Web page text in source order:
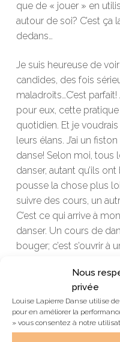
Nous
privée
Louise Lapierre Danse utilise
pour en améliorer la
» vous consentez à notre
que de « jouer » en
autour de soi? C’est ça
dedans…
Je suis heureuse de
candides, des fois
maladroits…C’est
pour eux, cette
quotidien. Et je voudrais
leurs élans. J’ai un
danse! Selon moi, tous
danser, autant qu’ils
pousse la chose plus
suivre des cours, un
C’est ce qui arrive à
danser. Un cours de
bouger; c’est s’ouvrir
interprète, c’est
nous et qui dépasse le
serait-il donc pas
vivre cette expérience?
y apprendre à canaliser